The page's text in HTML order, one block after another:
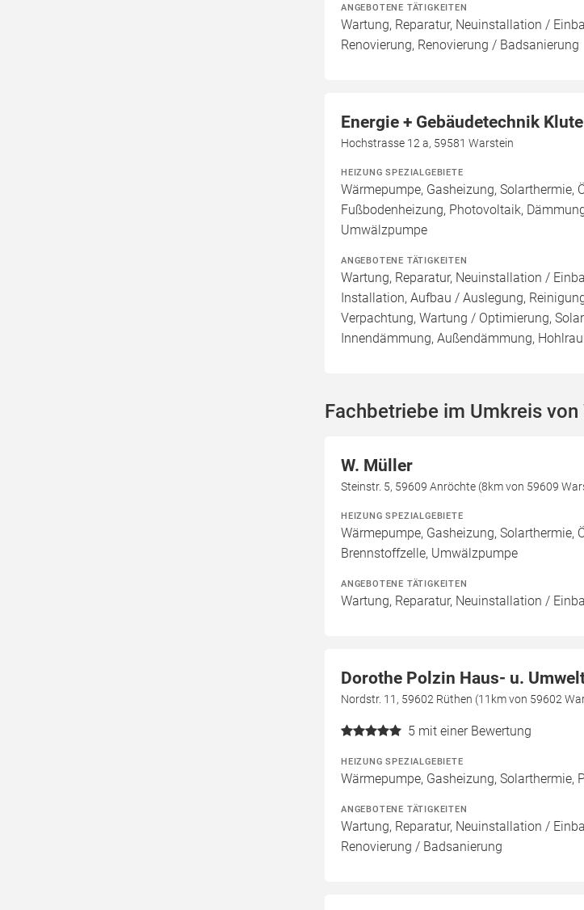
ANGEBOTENE TÄTIGKEITEN
Wartung, Reparatur, Neuinstallation /
Renovierung, Renovierung / Badsanierung
Energie + Gebäudetechnik
Hochstrasse 12 a, 59581 Warstein
HEIZUNG SPEZIALGEBIETE
Wärmepumpe, Gasheizung, Solarthermie,
Fußbodenheizung, Photovoltaik,
Umwälzpumpe
ANGEBOTENE TÄTIGKEITEN
Wartung, Reparatur, Neuinstallation /
Installation, Aufbau / Auslegung,
Verpachtung, Wartung / Optimierung,
Innendämmung, Außendämmung,
Fachbetriebe im Umkreis von
W. Müller
Steinstr. 5, 59609 Anröchte (8km von 59609
HEIZUNG SPEZIALGEBIETE
Wärmepumpe, Gasheizung, Solarthermie,
Brennstoffzelle, Umwälzpumpe
ANGEBOTENE TÄTIGKEITEN
Wartung, Reparatur, Neuinstallation /
Dorothe Polzin Haus- u.
Nordstr. 11, 59602 Rüthen (11km von 59602
5 mit einer Bewertung
HEIZUNG SPEZIALGEBIETE
Wärmepumpe, Gasheizung,
ANGEBOTENE TÄTIGKEITEN
Wartung, Reparatur, Neuinstallation /
Renovierung / Badsanierung